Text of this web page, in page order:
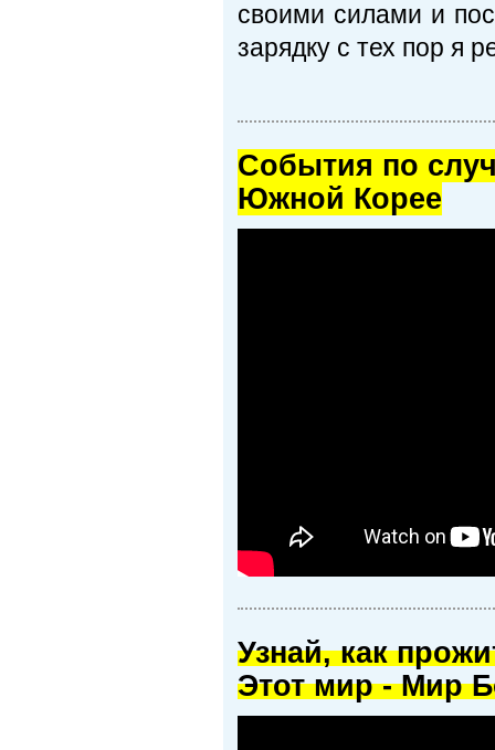
своими силами и
зарядку с тех пор я
Cобытия по
Южной Корее
Узнай, как
Этот мир - Мир